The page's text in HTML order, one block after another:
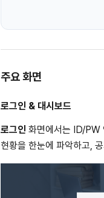
주요 화면
로그인 & 대시보드
로그인 화면에서는 ID/PW
현황을 한눈에 파악하고,